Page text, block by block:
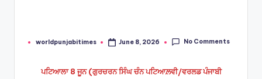
Posted
worldpunjabitimes June 8, 2026 No Comments
ਪਟਿਆਲਾ 8 ਜੂਨ (ਗੁਰਚਰਨ ਸਿੰਘ ਚੰਨ ਪਟਿਆਲ਼ਵੀ/ਵਰਲਡ ਪੰਜਾਬੀ